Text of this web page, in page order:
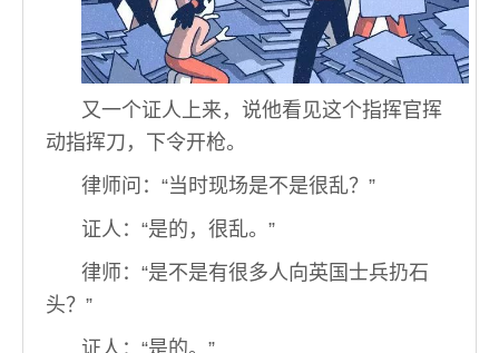
又一个证人上来，说他看见这个指挥官挥
动指挥刀，下令开枪。
律师问：“当时现场是不是很乱？”
证人：“是的，很乱。”
律师：“是不是有很多人向英国士兵扔石
头？”